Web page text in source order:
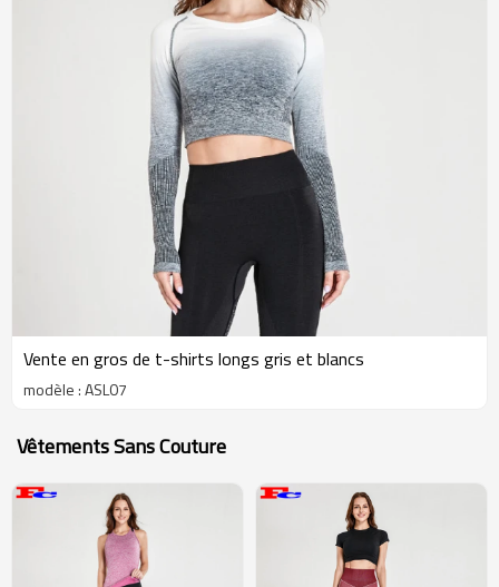
Vente en gros de t-shirts longs gris et blancs
modèle : ASL07
Vêtements Sans Couture